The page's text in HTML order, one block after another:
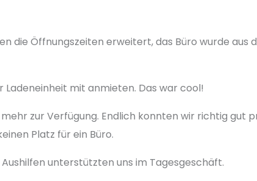
die Öffnungszeiten erweitert, das Büro wurde
mit anmieten. Das war cool!
zur Verfügung. Endlich konnten wir richtig gut
Platz für ein Büro.
unterstützten uns im Tagesgeschäft.